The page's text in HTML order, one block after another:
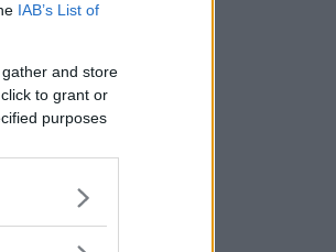
IAB’s List of
and store
to grant or
purposes